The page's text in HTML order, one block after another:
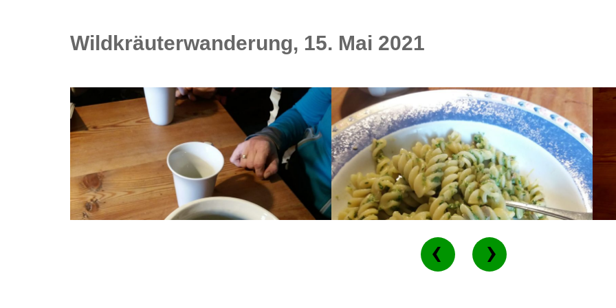
Wildkräuterwanderung, 15. Mai 2021